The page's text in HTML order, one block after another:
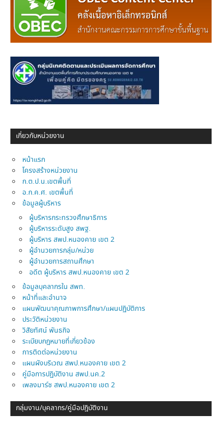
เกี่ยวกับหน่วยงาน
หน้าแรก
โครงสร้างหน่วยงาน
ก.ต.ป.น.เขตพื้นที่
อ.ก.ค.ศ. เขตพื้นที่
ข้อมูลผู้บริหาร
ผู้บริหารกระทรวงศึกษาธิการ
ผู้บริหารระดับสูง สพฐ.
ผู้บริหาร สพป.หนองคาย เขต 2
ผู้อำนวยการกลุ่ม/หน่วย
ผู้อำนวยการสถานศึกษา
อดีต ผู้บริหาร สพป.หนองคาย เขต 2
ข้อมูลบุคลากรใน สพท.
หน้าที่และอำนาจ
แผนพัฒนาคุณภาพการศึกษา/แผนปฏิบัติการ
ประวัติหน่วยงาน
วิสัยทัศน์ พันธกิจ
ระเบียบกฎหมายที่เกี่ยวข้อง
การติดต่อหน่วยงาน
แผนผังบริเวณ สพป.หนองคาย เขต 2
คู่มือการปฏิบัติงาน สพป.นค.2
เพลงมาร์ช สพป.หนองคาย เขต 2
กลุ่มงาน/บุคลากร/คู่มือปฎิบัติงาน